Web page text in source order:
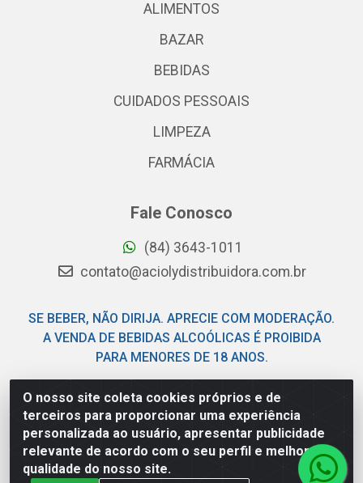
O nosso site coleta cookies próprios e de
terceiros para proporcionar uma experiência
personalizada ao usuário, apresentar publicidade
relevante de acordo com o seu perfil e melhorar a
qualidade do nosso site.
ALIMENTOS
BAZAR
BEBIDAS
CUIDADOS PESSOAIS
LIMPEZA
FARMÁCIA
Fale Conosco
(84) 3643-1011
contato@aciolydistribuidora.com.br
SE BEBER, NÃO DIRIJA. APRECIE COM MODERAÇÃO.
A VENDA DE BEBIDAS ALCOÓLICAS É PROIBIDA
PARA MENORES DE 18 ANOS.
Acioly Distribuidora - Av Piloto Pereira Tim - Parque de
Exposições - Parnamirim/RN - CEP 59146-480 - CNPJ
06.029.901/0001-92